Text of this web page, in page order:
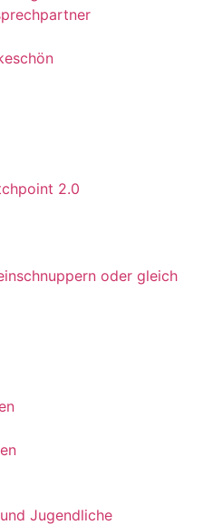
2.0
oder gleich
Jugendliche